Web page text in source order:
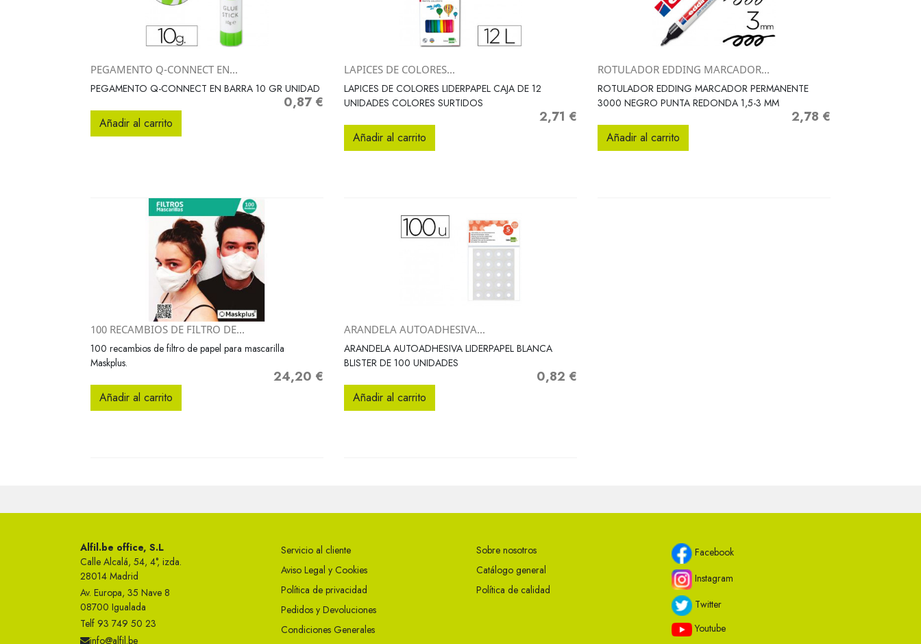
 Vista rápida
PEGAMENTO Q-CONNECT EN...
PEGAMENTO Q-CONNECT EN BARRA 10 GR UNIDAD
Precio
0,87 €
Añadir al carrito
 Vista rápida
LAPICES DE COLORES...
LAPICES DE COLORES LIDERPAPEL CAJA DE 12
UNIDADES COLORES SURTIDOS
Precio
2,71 €
Añadir al carrito
 Vista rápida
ROTULADOR EDDING MARCADOR...
ROTULADOR EDDING MARCADOR PERMANENTE
3000 NEGRO PUNTA REDONDA 1,5-3 MM
Precio
2,78 €
Añadir al carrito
Vista rápida
100 RECAMBIOS DE FILTRO DE...
100 recambios de filtro de papel para mascarilla
Maskplus.
Precio
24,20 €
Añadir al carrito
Vista rápida
ARANDELA AUTOADHESIVA...
ARANDELA AUTOADHESIVA LIDERPAPEL BLANCA
BLISTER DE 100 UNIDADES
Precio
0,82 €
Añadir al carrito
Alfil.be office, S.L
Calle Alcalá, 54, 4°, izda.
28014 Madrid
Av. Europa, 35 Nave 8
08700 Igualada
Telf 93 749 50 23
info@alfil.be
Servicio al cliente
Aviso Legal y Cookies
Política de privacidad
Pedidos y Devoluciones
Condiciones Generales
Sobre nosotros
Catálogo general
Política de calidad
Facebook
Instagram
Twitter
Youtube